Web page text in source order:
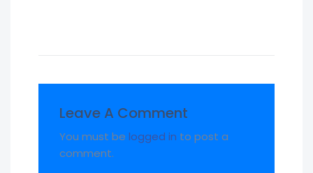
Leave A Comment
You must be logged in to post a
comment.